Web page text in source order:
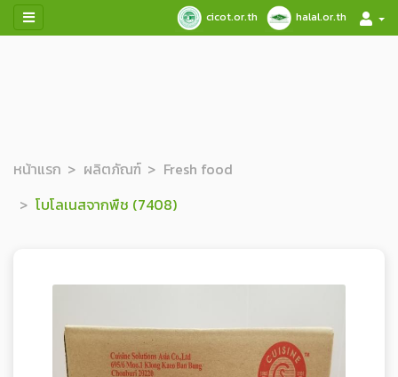
cicot.or.th halal.or.th
หน้าแรก ผลิตภัณฑ์
Fresh food
โบโลเนสจากพืช (7408)